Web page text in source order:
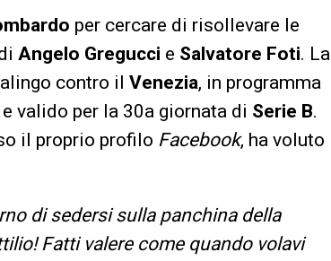
per cercare di risollevare le
Angelo Gregucci e Salvatore Foti. La
contro il Venezia, in programma
valido per la 30a giornata di Serie B.
il proprio profilo Facebook, ha voluto
di sedersi sulla panchina della
Fatti valere come quando volavi